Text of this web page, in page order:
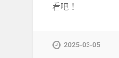
看吧！
2025-03-05